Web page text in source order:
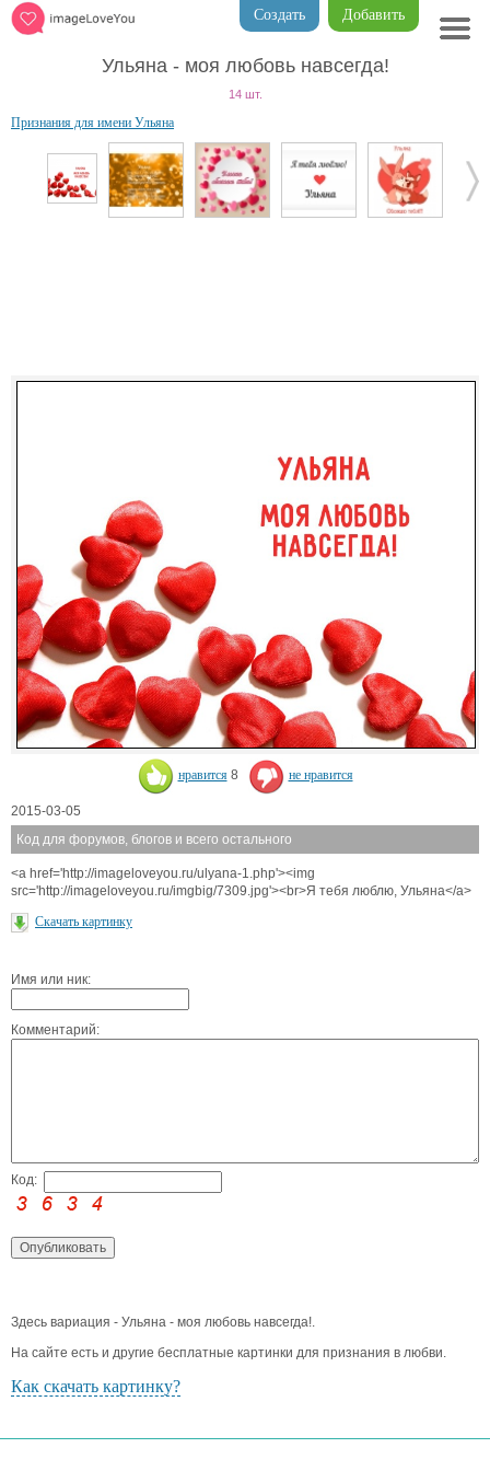
Добавить
Создать
Ульяна - моя любовь навсегда!
14 шт.
Признания для имени Ульяна
нравится 8 не нравится
2015-03-05
Код для форумов, блогов и всего остального
<a href='http://imageloveyou.ru/ulyana-1.php'><img
src='http://imageloveyou.ru/imgbig/7309.jpg'><br>Я тебя люблю, Ульяна</a>
Скачать картинку
Имя или ник:
Комментарий:
Код:
Здесь вариация - Ульяна - моя любовь навсегда!.
На сайте есть и другие бесплатные картинки для признания в любви.
Как скачать картинку?